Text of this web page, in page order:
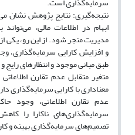
نتیجه‌گیری: نتایج پژوهش نشان
ابهام در اطلاعات مالی،
مدیریت منجر شود. از این رو، یکی
و افزایش کارایی
طبق مبانی موجود و انتظارهای
متغیر متقابل عدم تقارن
معناداری با کارایی سرمایه‌گذاری
عدم تقارن اطلاعاتی، وجود
سرمایه‌گذاری‌های ناکارا را
تصمیم‌های سرمایه‌گذاری بهینه و